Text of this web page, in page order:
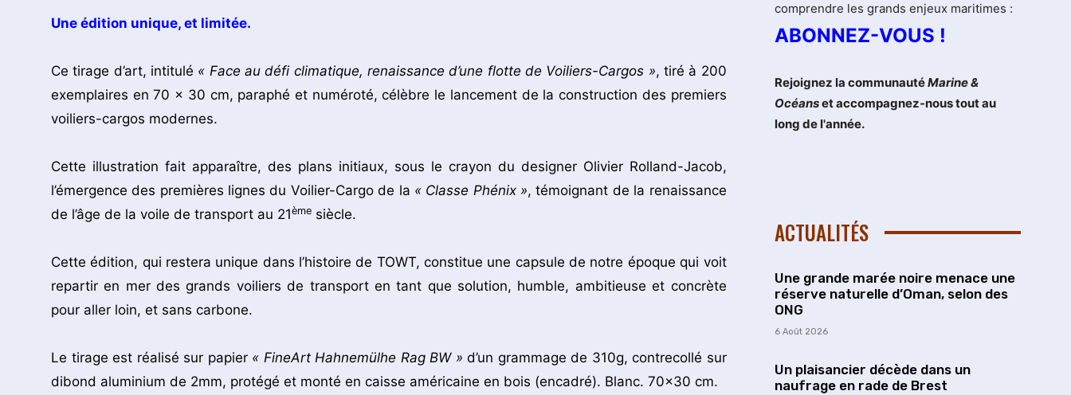
Une édition unique, et limitée.
Ce tirage d’art, intitulé « Face au défi climatique, renaissance d’une flotte de Voiliers-Cargos », tiré à 200
exemplaires en 70 x 30 cm, paraphé et numéroté, célèbre le lancement de la construction des premiers
voiliers-cargos modernes.
Cette illustration fait apparaître, des plans initiaux, sous le crayon du designer Olivier Rolland-Jacob,
l’émergence des premières lignes du Voilier-Cargo de la « Classe Phénix », témoignant de la renaissance
de l’âge de la voile de transport au 21ème siècle.
Cette édition, qui restera unique dans l’histoire de TOWT, constitue une capsule de notre époque qui voit
repartir en mer des grands voiliers de transport en tant que solution, humble, ambitieuse et concrète
pour aller loin, et sans carbone.
Le tirage est réalisé sur papier « FineArt Hahnemülhe Rag BW » d’un grammage de 310g, contrecollé sur
dibond aluminium de 2mm, protégé et monté en caisse américaine en bois (encadré). Blanc. 70×30 cm.
comprendre les grands enjeux maritimes :
ABONNEZ-VOUS !
Rejoignez la communautéMarine &
Océanset accompagnez-nous tout au
long de l'année.
ACTUALITÉS
Une grande marée noire menace une
réserve naturelle d’Oman, selon des
ONG
6 Août 2026
Un plaisancier décède dans un
naufrage en rade de Brest